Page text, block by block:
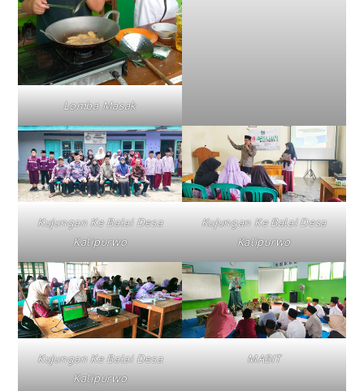
Lomba Masak
Kujungan Ke Balai Desa
Kalipurwo
Kujungan Ke Balai Desa
Kalipurwo
Kujungan Ke Balai Desa
Kalipurwo
MABIT